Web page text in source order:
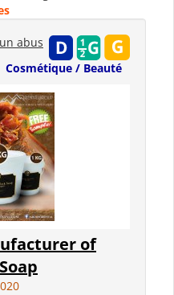
Cosmétique / Beauté
abus
of